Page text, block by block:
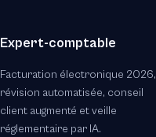
Expert-comptable
Facturation électronique 2026,
révision automatisée, conseil
client augmenté et veille
réglementaire par IA.